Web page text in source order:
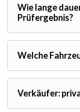
Wie lange
Prüfergebnis?
Welche
Verkäufer: